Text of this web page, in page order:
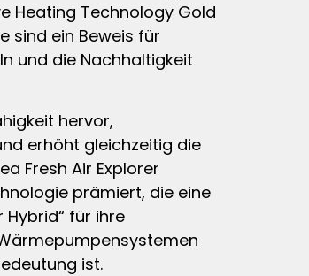
Heating Technology Gold
sind ein Beweis für
und die Nachhaltigkeit
hervor,
erhöht gleichzeitig die
Fresh Air Explorer
prämiert, die eine
für ihre
ist.